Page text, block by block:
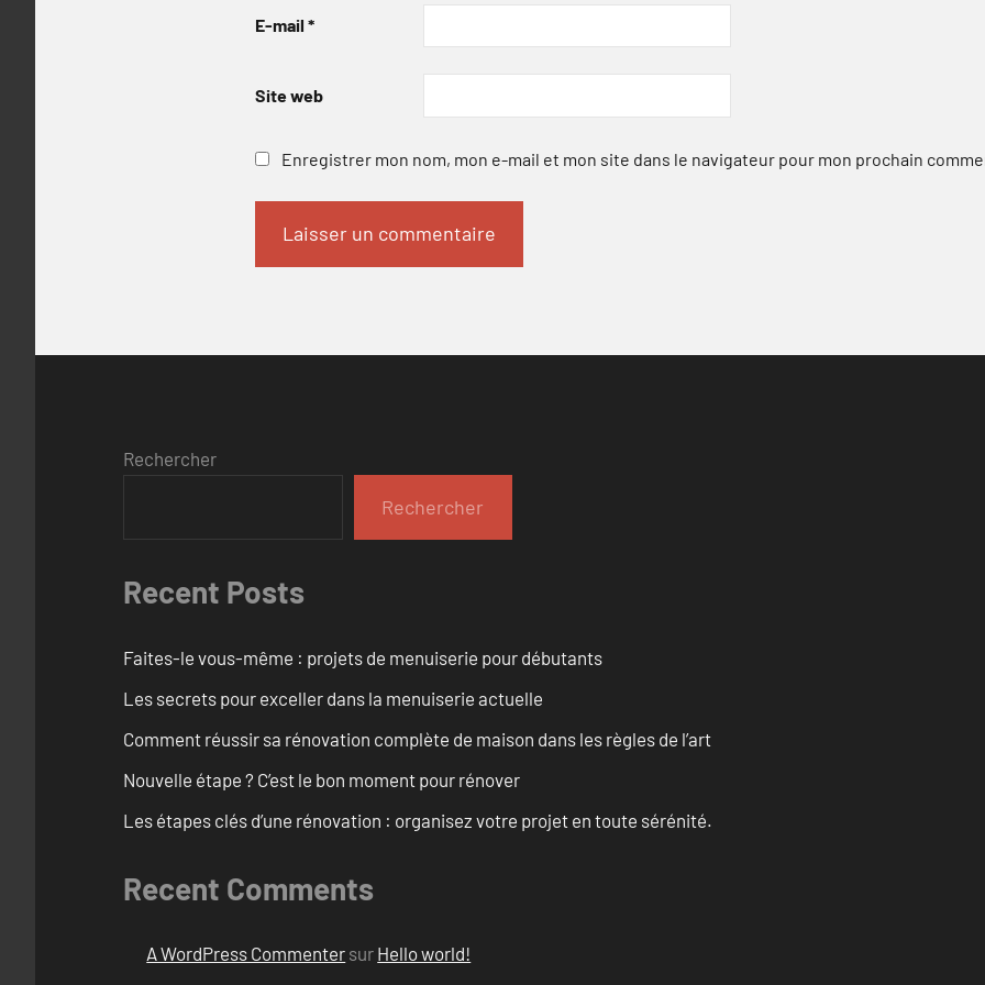
E-mail *
Site web
Enregistrer mon nom, mon e-mail et mon site dans le navigateur pour mon prochain
Rechercher
Rechercher
Recent Posts
Faites-le vous-même : projets de menuiserie pour débutants
Les secrets pour exceller dans la menuiserie actuelle
Comment réussir sa rénovation complète de maison dans les règles de l’art
Nouvelle étape ? C’est le bon moment pour rénover
Les étapes clés d’une rénovation : organisez votre projet en toute sérénité.
Recent Comments
A WordPress Commenter sur Hello world!